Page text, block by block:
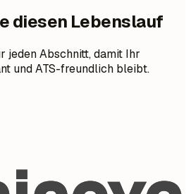
diesen Lebenslauf
jeden Abschnitt, damit Ihr
und ATS-freundlich bleibt.